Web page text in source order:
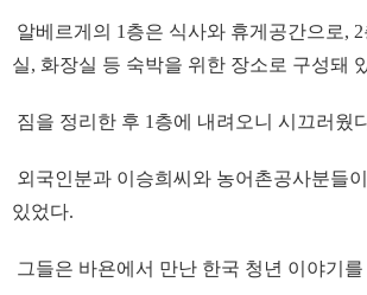
알베르게의 1층은 식사와 휴게공간으로,
실, 화장실 등 숙박을 위한 장소로 구성돼
짐을 정리한 후 1층에 내려오니 시끄러웠
외국인분과 이승희씨와 농어촌공사분들
있었다.
그들은 바욘에서 만난 한국 청년 이야기